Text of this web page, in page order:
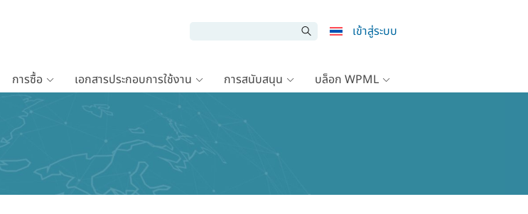
เข้าสู่ระบบ
การซื้อ เอกสารประกอบการใช้งาน การสนับสนุน บล็อก WPML